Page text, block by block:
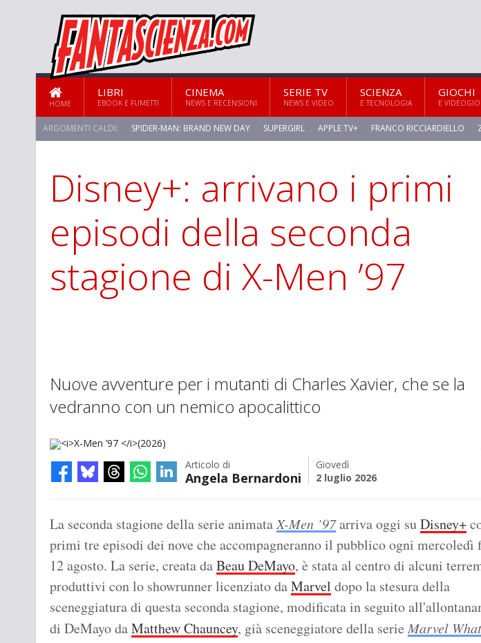
HOME
LIBRI
EBOOK E FUMETTI
CINEMA
NEWS E RECENSIONI
SERIE TV
NEWS E VIDEO
SCIENZA
E TECNOLOGIA
GIOCHI
E
ARGOMENTI CALDI: SPIDER-MAN: BRAND NEW DAY SUPERGIRL APPLE TV+ FRANCO RICCIARDIELLO
STAR TREK: STRANGE NEW WORLDS
Disney+: arrivano i primi
episodi della seconda
stagione di X-Men ’97
Nuove avventure per i mutanti di Charles Xavier, che se la
vedranno con un nemico apocalittico
Articolo di
Angela Bernardoni
Giovedì
2 luglio 2026
La seconda stagione della serie animataX-Men ’97arriva oggi suDisney+
primi tre episodi dei nove che accompagneranno il pubblico ogni mercoledì
12 agosto. La serie, creata daBeau DeMayo, è stata al centro di alcuni
produttivi con lo showrunner licenziato daMarvel dopo la stesura della
sceneggiatura di questa seconda stagione, modificata in seguito
di DeMayo daMatthew Chauncey, già sceneggiatore della serie Marvel